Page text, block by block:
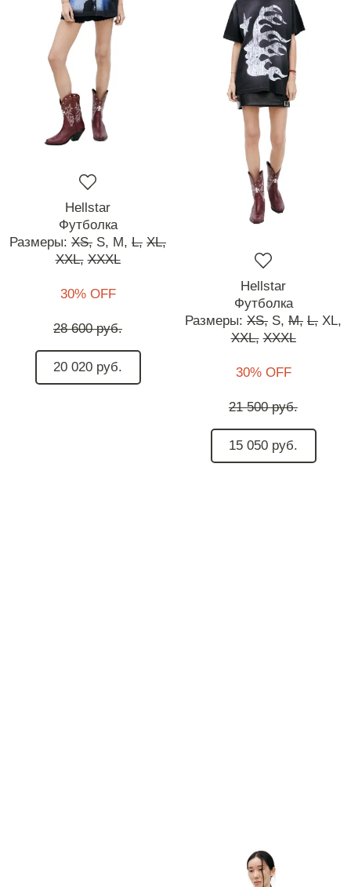
Hellstar
Футболка
Размеры: XS, S, M, L, XL,
XXL, XXXL
30% OFF
28 600 руб.
20 020 руб.
Hellstar
Футболка
Размеры: XS, S, M, L, XL,
XXL, XXXL
30% OFF
21 500 руб.
15 050 руб.